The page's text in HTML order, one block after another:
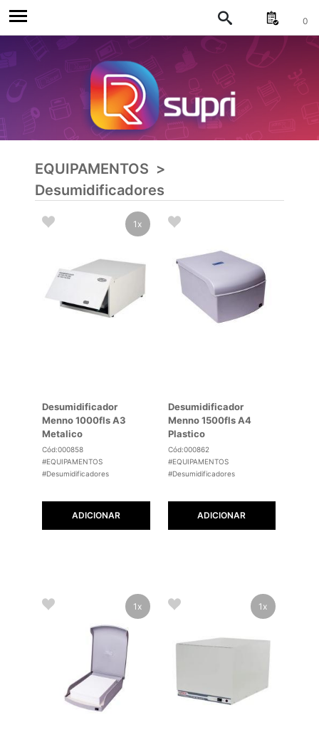
0
EQUIPAMENTOS >
Desumidificadores
1x
Desumidificador
Menno 1000fls A3
Metalico
Cód:000858
#EQUIPAMENTOS
#Desumidificadores
ADICIONAR
Desumidificador
Menno 1500fls A4
Plastico
Cód:000862
#EQUIPAMENTOS
#Desumidificadores
ADICIONAR
1x 1x